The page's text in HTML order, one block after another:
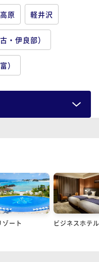
原 軽井沢
・伊良部）
）
ゾート ビジネスホテル